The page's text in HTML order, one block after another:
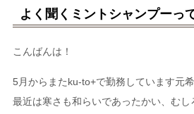
よく聞くミントシャンプーっ
こんばんは！
5月からまたku-to+で勤務しています元希
最近は寒さも和らいであったかい、む